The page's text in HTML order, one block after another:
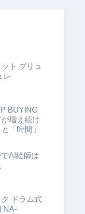
ト ブリュ
レ
BUYING
増え続け
「時間」
AI絵師は
ドラム式
NA-